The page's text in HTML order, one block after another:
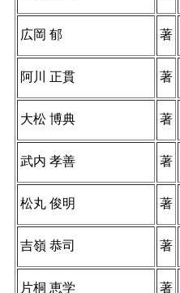
広岡 郁 著
阿川 正貫 著
大松 博典 著
武内 孝善 著
松丸 俊明 著
吉嶺 恭司 著
片桐 恵学 著